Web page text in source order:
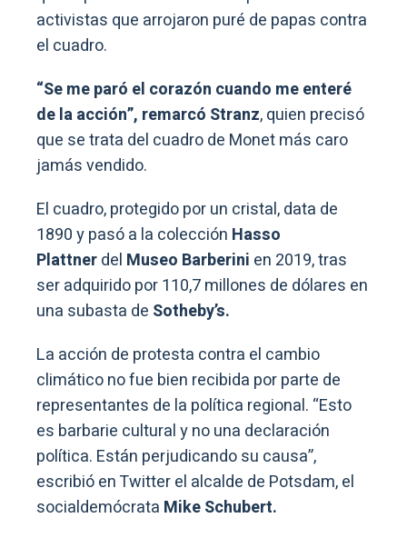
activistas que arrojaron puré de papas contra
el cuadro.
“Se me paró el corazón cuando me enteré
de la acción”, remarcó Stranz, quien precisó
que se trata del cuadro de Monet más caro
jamás vendido.
El cuadro, protegido por un cristal, data de
1890 y pasó a la colección Hasso
Plattnerdel Museo Barberini en 2019, tras
ser adquirido por 110,7 millones de dólares en
una subasta de Sotheby’s.
La acción de protesta contra el cambio
climático no fue bien recibida por parte de
representantes de la política regional. “Esto
es barbarie cultural y no una declaración
política. Están perjudicando su causa”,
escribió en Twitter el alcalde de Potsdam, el
socialdemócrata Mike Schubert.